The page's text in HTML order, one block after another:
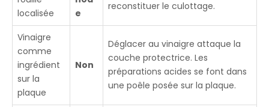
localisée
e
reconstituer le culottage.
Vinaigre
comme
ingrédient
sur la
plaque
Non
Déglacer au vinaigre attaque la
couche protectrice. Les
préparations acides se font dans
une poêle posée sur la plaque.